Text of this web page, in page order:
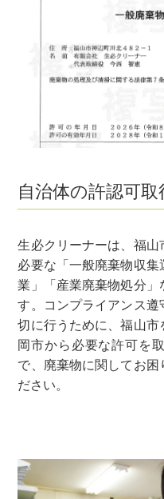
自治体の許認可
生必クリーナーは、福山
必要な「一般廃棄物収
業」「産業廃棄物処分」
す。コンプライアンス
切に行うために、福山
岡市から必要な許可を
で、廃棄物に関してお困
ださい。